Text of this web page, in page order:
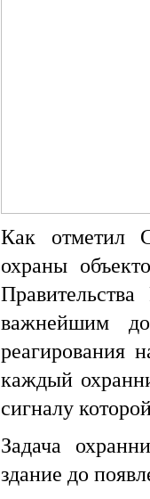
Как отметил
охраны
важнейшим
реагирования
каждый
сигналу
Задача
здание до